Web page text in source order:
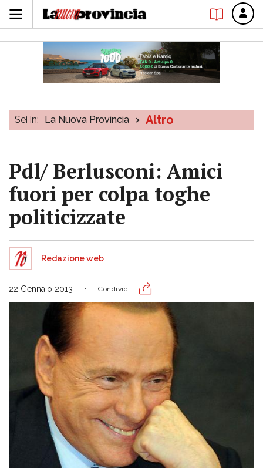
Sei in: La Nuova Provincia > Altro
Pdl/ Berlusconi: Amici
fuori per colpa toghe
politicizzate
Redazione web
22 Gennaio 2013 Condividi